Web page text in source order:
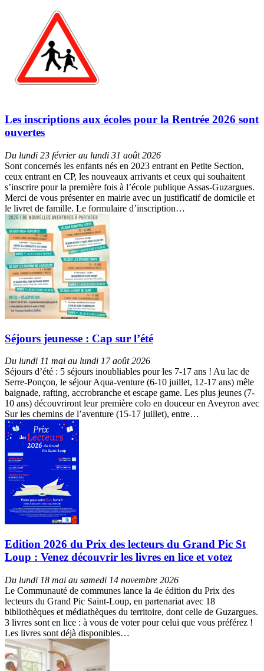
Les inscriptions aux écoles pour la Rentrée 2026 sont
ouvertes
Du lundi 23 février au lundi 31 août 2026
Sont concernés les enfants nés en 2023 entrant en Petite Section,
ceux entrant en CP, les nouveaux arrivants et ceux qui souhaitent
s’inscrire pour la première fois à l’école publique Assas-Guzargues.
Merci de vous présenter en mairie avec un justificatif de domicile et
le livret de famille. Le formulaire d’inscription…
Séjours jeunesse : Cap sur l’été
Du lundi 11 mai au lundi 17 août 2026
Séjours d’été : 5 séjours inoubliables pour les 7-17 ans ! Au lac de
Serre-Ponçon, le séjour Aqua-venture (6-10 juillet, 12-17 ans) mêle
baignade, rafting, accrobranche et escape game. Les plus jeunes (7-
10 ans) découvriront leur première colo en douceur en Aveyron avec
Sur les chemins de l’aventure (15-17 juillet), entre…
Edition 2026 du Prix des lecteurs du Grand Pic St
Loup : Venez découvrir les livres en lice et votez
Du lundi 18 mai au samedi 14 novembre 2026
Le Communauté de communes lance la 4e édition du Prix des
lecteurs du Grand Pic Saint-Loup, en partenariat avec 18
bibliothèques et médiathèques du territoire, dont celle de Guzargues.
3 livres sont en lice : à vous de voter pour celui que vous préférez !
Les livres sont déjà disponibles…